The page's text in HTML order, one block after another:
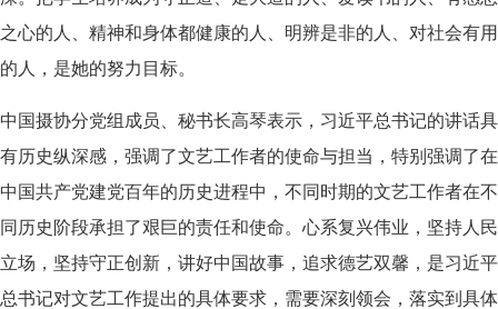
之心的人、精神和身体都健康的人、明辨是非的人、对社会有用
的人，是她的努力目标。
中国摄协分党组成员、秘书长高琴表示，习近平总书记的讲话具
有历史纵深感，强调了文艺工作者的使命与担当，特别强调了在
中国共产党建党百年的历史进程中，不同时期的文艺工作者在不
同历史阶段承担了艰巨的责任和使命。心系复兴伟业，坚持人民
立场，坚持守正创新，讲好中国故事，追求德艺双馨，是习近平
总书记对文艺工作提出的具体要求，需要深刻领会，落实到具体